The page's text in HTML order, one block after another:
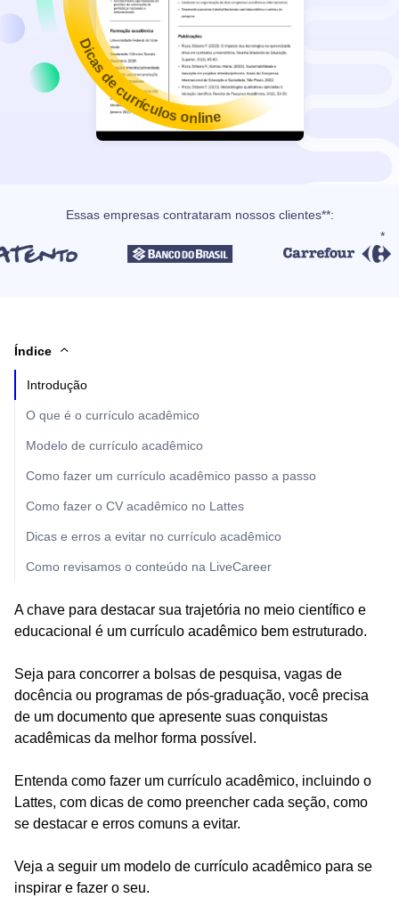
Dicas de currículos online
Essas empresas contrataram nossos clientes**:
Índice
Introdução
O que é o currículo acadêmico
Modelo de currículo acadêmico
Como fazer um currículo acadêmico passo a passo
Como fazer o CV acadêmico no Lattes
Dicas e erros a evitar no currículo acadêmico
Como revisamos o conteúdo na LiveCareer
A chave para destacar sua trajetória no meio científico e
educacional é um currículo acadêmico bem estruturado.
Seja para concorrer a bolsas de pesquisa, vagas de
docência ou programas de pós-graduação, você precisa
de um documento que apresente suas conquistas
acadêmicas da melhor forma possível.
Entenda como fazer um currículo acadêmico, incluindo o
Lattes, com dicas de como preencher cada seção, como
se destacar e erros comuns a evitar.
Veja a seguir um modelo de currículo acadêmico para se
inspirar e fazer o seu.